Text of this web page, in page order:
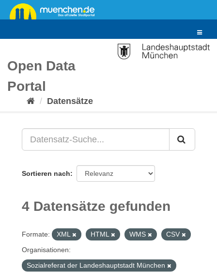
Überspringen
zum
Toggle
Open Data
Portal
Datensätze
Sortieren nach
4 Datensätze gefunden
Formate: XML HTML WMS
CSV
Organisationen:
Sozialreferat der Landeshauptstadt München